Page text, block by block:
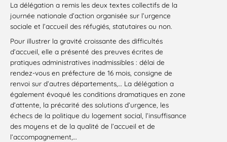
La délégation a remis les deux textes collectifs de la
journée nationale d’action organisée sur l’urgence
sociale et l’accueil des réfugiés, statutaires ou non.
Pour illustrer la gravité croissante des difficultés
d’accueil, elle a présenté des preuves écrites de
pratiques administratives inadmissibles : délai de
rendez-vous en préfecture de 16 mois, consigne de
renvoi sur d’autres départements,… La délégation a
également évoqué les conditions dramatiques en zone
d’attente, la précarité des solutions d’urgence, les
échecs de la politique du logement social, l’insuffisance
des moyens et de la qualité de l’accueil et de
l’accompagnement,…